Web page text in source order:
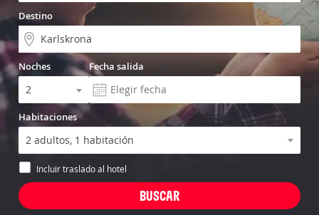
Destino
Noches Fecha salida
Habitaciones
Incluir traslado al hotel